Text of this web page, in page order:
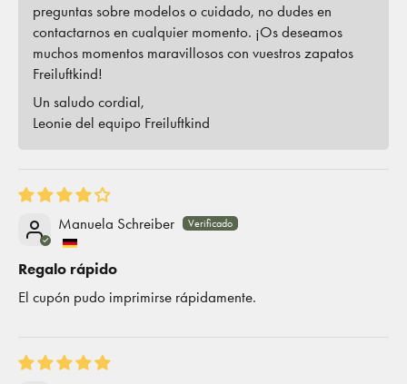
preguntas sobre modelos o cuidado, no dudes en
contactarnos en cualquier momento. ¡Os deseamos
muchos momentos maravillosos con vuestros zapatos
Freiluftkind!
Un saludo cordial,
Leonie del equipo Freiluftkind
Manuela Schreiber
Regalo rápido
El cupón pudo imprimirse rápidamente.